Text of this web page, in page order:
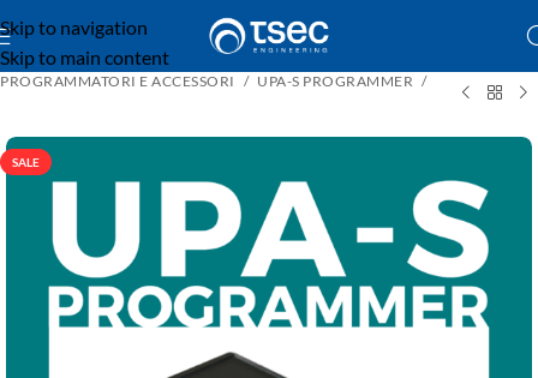
Skip to navigation
Skip to main content
PROGRAMMATORI E ACCESSORI UPA-S PROGRAMMER
SALE